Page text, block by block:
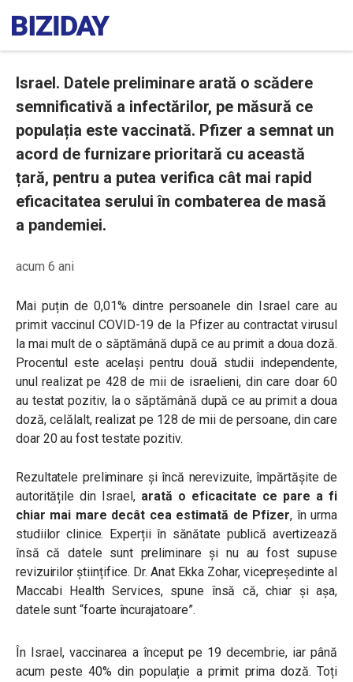
Israel. Datele preliminare arată o scădere
semnificativă a infectărilor, pe măsură ce
populația este vaccinată. Pfizer a semnat un
acord de furnizare prioritară cu această
țară, pentru a putea verifica cât mai rapid
eficacitatea serului în combaterea de masă
a pandemiei.
acum 6 ani
Mai puțin de 0,01% dintre persoanele din Israel care au
primit vaccinul COVID-19 de la Pfizer au contractat virusul
la mai mult de o săptămână după ce au primit a doua doză.
Procentul este același pentru două studii independente,
unul realizat pe 428 de mii de israelieni, din care doar 60
au testat pozitiv, la o săptămână după ce au primit a doua
doză, celălalt, realizat pe 128 de mii de persoane, din care
doar 20 au fost testate pozitiv.
Rezultatele preliminare și încă nerevizuite, împărtășite de
autoritățile din Israel, arată o eficacitate ce pare a fi
chiar mai mare decât cea estimată de Pfizer, în urma
studiilor clinice. Experții în sănătate publică avertizează
însă că datele sunt preliminare și nu au fost supuse
revizuirilor științifice. Dr. Anat Ekka Zohar, vicepreședinte al
Maccabi Health Services, spune însă că, chiar și așa,
datele sunt “foarte încurajatoare”.
În Israel, vaccinarea a început pe 19 decembrie, iar până
acum peste 40% din populație a primit prima doză. Toți